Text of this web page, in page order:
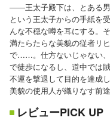
――王太子殿下は、とある
という王太子からの手紙を
んな不穏な噂を耳にする。
満たらたらな美貌の従者リ
で……。仕方ないじゃない
で徒歩になるし、道中では
不運を撃退して目的を達成
美貌の使用人が織りなす前
レビューPICK UP